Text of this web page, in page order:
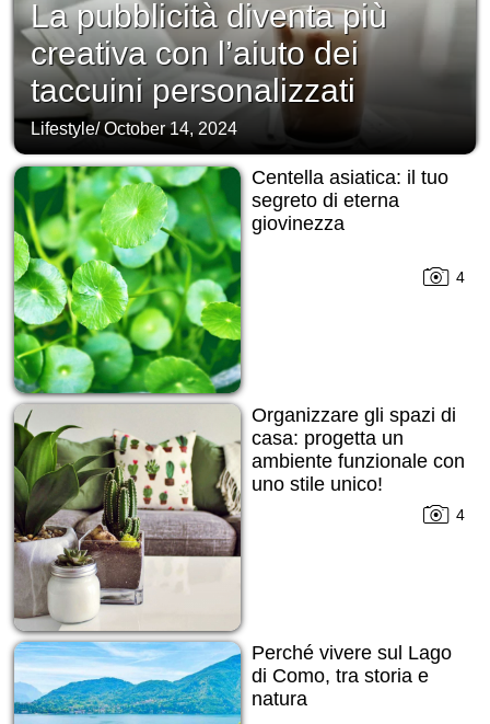
La pubblicità diventa più
creativa con l’aiuto dei
taccuini personalizzati
Lifestyle/October 14, 2024
Centella asiatica: il tuo
segreto di eterna
giovinezza
4
Organizzare gli spazi di
casa: progetta un
ambiente funzionale con
uno stile unico!
4
Perché vivere sul Lago
di Como, tra storia e
natura